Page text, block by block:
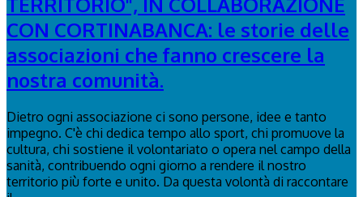
CON CORTINABANCA: le storie delle
associazioni che fanno crescere la
nostra comunità.
Dietro ogni associazione ci sono persone, idee e tanto
impegno. C'è chi dedica tempo allo sport, chi promuove la
cultura, chi sostiene il volontariato o opera nel campo della
sanità, contribuendo ogni giorno a rendere il nostro
territorio più forte e unito. Da questa volontà di raccontare